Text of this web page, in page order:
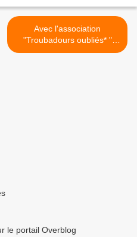
Avec l'association
"Troubadours oubliés* "
Lakota Land Terre de survie
le portail Overblog